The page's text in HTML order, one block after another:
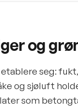
og
seg:
og sjøluft
som